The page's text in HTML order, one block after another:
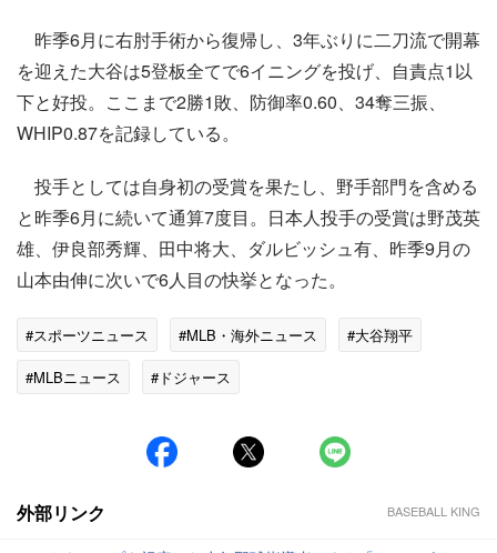
昨季6月に右肘手術から復帰し、3年ぶりに二刀流で開幕
を迎えた大谷は5登板全てで6イニングを投げ、自責点1以
下と好投。ここまで2勝1敗、防御率0.60、34奪三振、
WHIP0.87を記録している。
投手としては自身初の受賞を果たし、野手部門を含める
と昨季6月に続いて通算7度目。日本人投手の受賞は野茂英
雄、伊良部秀輝、田中将大、ダルビッシュ有、昨季9月の
山本由伸に次いで6人目の快挙となった。
#スポーツニュース #MLB・海外ニュース
#大谷翔平
#MLBニュース
#ドジャース
外部リンク BASEBALL KING